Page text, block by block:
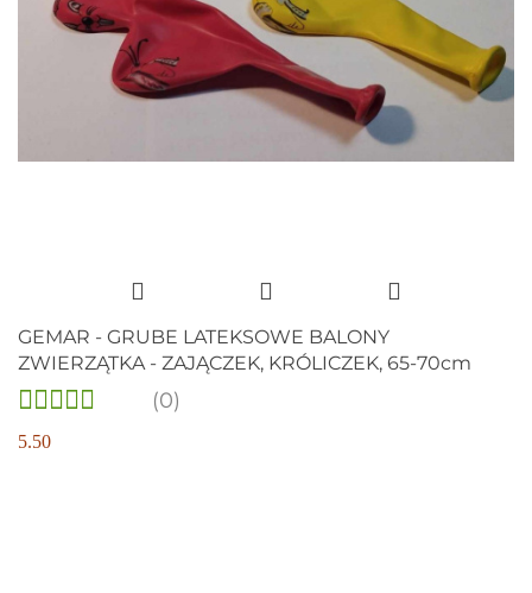
GEMAR - GRUBE LATEKSOWE BALONY
ZWIERZĄTKA - ZAJĄCZEK, KRÓLICZEK, 65-70cm
(0)
5.50